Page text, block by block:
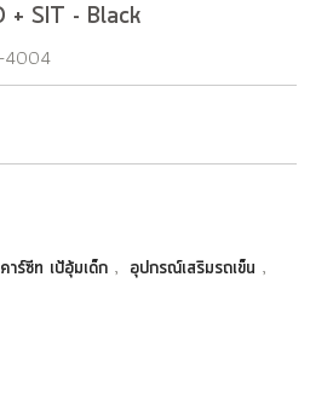
+ SIT - Black
4004
าร์ซีท เป้อุ้มเด็ก , อุปกรณ์เสริมรถเข็น ,